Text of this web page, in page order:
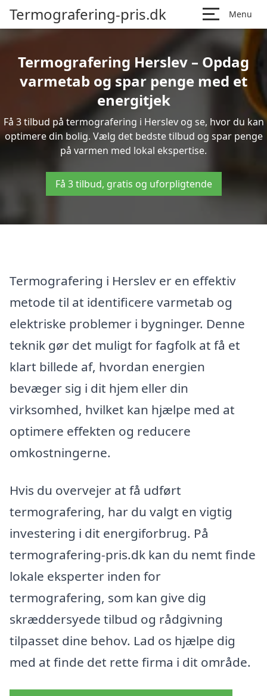
Termografering-pris.dk Menu
Termografering Herslev – Opdag
varmetab og spar penge med et
energitjek
Få 3 tilbud på termografering i Herslev og se, hvor du kan
optimere din bolig. Vælg det bedste tilbud og spar penge
på varmen med lokal ekspertise.
Få 3 tilbud, gratis og uforpligtende
Termografering i Herslev er en effektiv
metode til at identificere varmetab og
elektriske problemer i bygninger. Denne
teknik gør det muligt for fagfolk at få et
klart billede af, hvordan energien
bevæger sig i dit hjem eller din
virksomhed, hvilket kan hjælpe med at
optimere effekten og reducere
omkostningerne.
Hvis du overvejer at få udført
termografering, har du valgt en vigtig
investering i dit energiforbrug. På
termografering-pris.dk kan du nemt finde
lokale eksperter inden for
termografering, som kan give dig
skræddersyede tilbud og rådgivning
tilpasset dine behov. Lad os hjælpe dig
med at finde det rette firma i dit område.